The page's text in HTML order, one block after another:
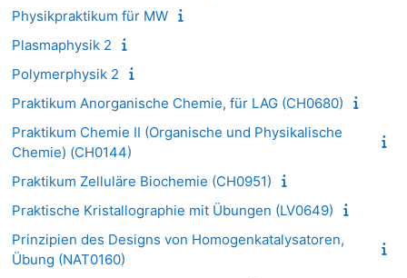
Physikpraktikum für MW
Plasmaphysik 2
Polymerphysik 2
Praktikum Anorganische Chemie, für LAG (CH0680)
Praktikum Chemie II (Organische und Physikalische
Chemie) (CH0144)
Praktikum Zelluläre Biochemie (CH0951)
Praktische Kristallographie mit Übungen (LV0649)
Prinzipien des Designs von Homogenkatalysatoren,
Übung (NAT0160)